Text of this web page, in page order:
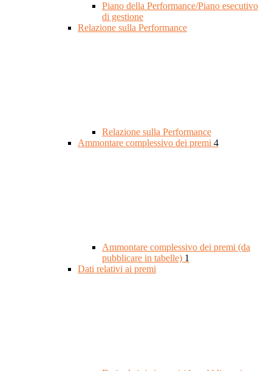
Piano della Performance/Piano esecutivo
di gestione
Relazione sulla Performance
Relazione sulla Performance
Ammontare complessivo dei premi 4
Ammontare complessivo dei premi (da
pubblicare in tabelle) 1
Dati relativi ai premi